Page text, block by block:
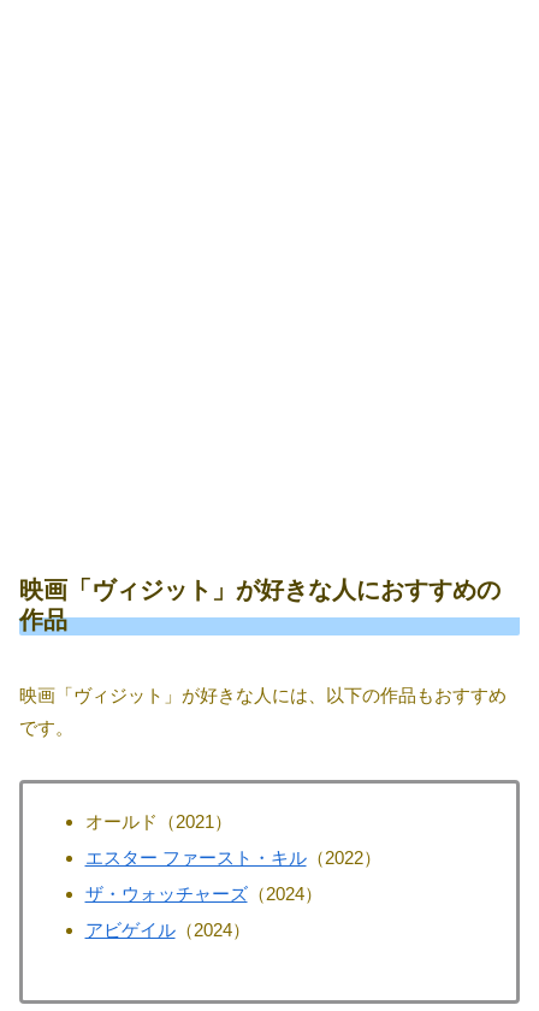
映画「ヴィジット」が好きな人におすすめの
作品
映画「ヴィジット」が好きな人には、以下の作品もおすすめ
です。
オールド（2021）
エスター ファースト・キル（2022）
ザ・ウォッチャーズ（2024）
アビゲイル（2024）